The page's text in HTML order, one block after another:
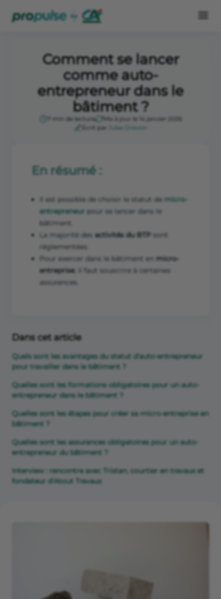
Comment se lancer
comme auto-
entrepreneur dans le
bâtiment ?
7 min de lecture
Mis à jour le 14 janvier 2026
Écrit par
Jules Drevon
En résumé :
Il est possible de choisir le statut de micro-
entrepreneur pour se lancer dans le
bâtiment.
La majorité des activités du BTP sont
réglementées.
Pour exercer dans le bâtiment en micro-
entreprise, il faut souscrire à certaines
assurances.
Dans cet article
Quels sont les avantages du statut d'auto-entrepreneur
pour travailler dans le bâtiment ?
Quelles sont les formations obligatoires pour un auto-
entrepreneur dans le bâtiment ?
Quelles sont les étapes pour créer sa micro-entreprise en
bâtiment ?
Quelles sont les assurances obligatoires pour un auto-
entrepreneur du bâtiment ?
Interview : rencontre avec Tristan, courtier en travaux et
fondateur d’Atout Travaux